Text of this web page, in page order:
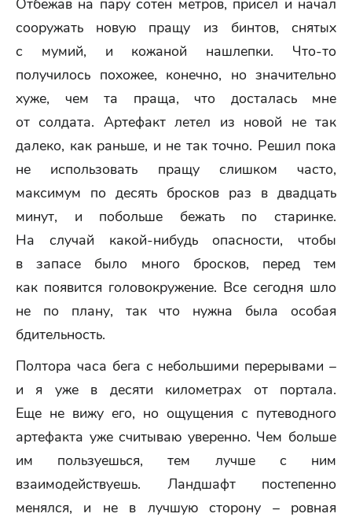
Отбежав на пару сотен метров, присел и начал
сооружать новую пращу из бинтов, снятых
с мумий, и кожаной нашлепки. Что-то
получилось похожее, конечно, но значительно
хуже, чем та праща, что досталась мне
от солдата. Артефакт летел из новой не так
далеко, как раньше, и не так точно. Решил пока
не использовать пращу слишком часто,
максимум по десять бросков раз в двадцать
минут, и побольше бежать по старинке.
На случай какой-нибудь опасности, чтобы
в запасе было много бросков, перед тем
как появится головокружение. Все сегодня шло
не по плану, так что нужна была особая
бдительность.
Полтора часа бега с небольшими перерывами –
и я уже в десяти километрах от портала.
Еще не вижу его, но ощущения с путеводного
артефакта уже считываю уверенно. Чем больше
им пользуешься, тем лучше с ним
взаимодействуешь. Ландшафт постепенно
менялся, и не в лучшую сторону – ровная